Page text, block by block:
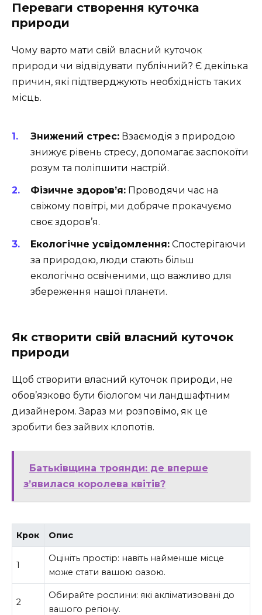
Переваги створення куточка
природи
Чому варто мати свій власний куточок
природи чи відвідувати публічний? Є декілька
причин, які підтверджують необхідність таких
місць.
Знижений стрес: Взаємодія з природою
знижує рівень стресу, допомагає заспокоїти
розум та поліпшити настрій.
Фізичне здоров’я: Проводячи час на
свіжому повітрі, ми добряче прокачуємо
своє здоров’я.
Екологічне усвідомлення: Спостерігаючи
за природою, люди стають більш
екологічно освіченими, що важливо для
збереження нашої планети.
Як створити свій власний куточок
природи
Щоб створити власний куточок природи, не
обов’язково бути біологом чи ландшафтним
дизайнером. Зараз ми розповімо, як це
зробити без зайвих клопотів.
Батьківщина троянди: де вперше
з’явилася королева квітів?
Крок Опис
1
Оцініть простір: навіть найменше місце
може стати вашою оазою.
2
Обирайте рослини: які акліматизовані до
вашого регіону.